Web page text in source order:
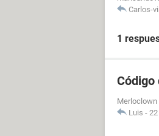
Carlos-
1
Código
Merloclown
Luis -